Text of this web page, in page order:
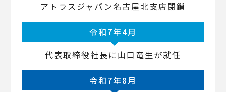
アトラスジャパン名古屋北支店閉鎖
令和7年4月
代表取締役社長に山口竜生が就任
令和7年8月